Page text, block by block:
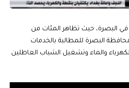
البصرة، حيث تظاهر المئات من
البصرة للمطالبة بالخدمات
والماء وتشغيل الشباب العاطلين